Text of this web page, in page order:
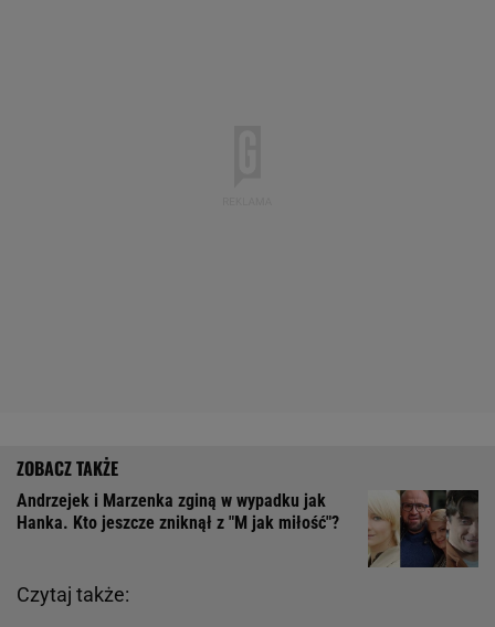
Czytaj także:
Andrzejek i Marzenka zginą w wypadku jak
Hanka. Kto jeszcze zniknął z "M jak miłość"?